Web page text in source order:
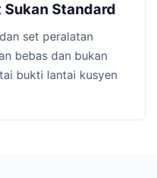
Sukan Standard
set peralatan
bebas dan bukan
bukti lantai kusyen